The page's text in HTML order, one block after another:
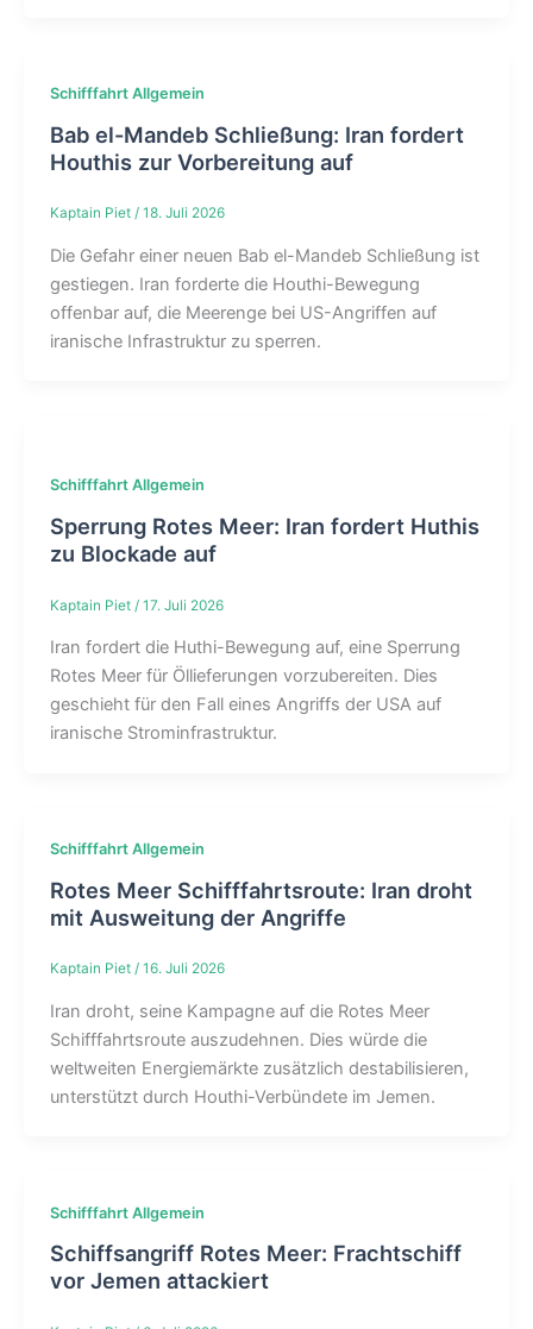
Schifffahrt Allgemein
Bab el-Mandeb Schließung: Iran fordert
Houthis zur Vorbereitung auf
Kaptain Piet / 18. Juli 2026
Die Gefahr einer neuen Bab el-Mandeb Schließung ist
gestiegen. Iran forderte die Houthi-Bewegung
offenbar auf, die Meerenge bei US-Angriffen auf
iranische Infrastruktur zu sperren.
Schifffahrt Allgemein
Sperrung Rotes Meer: Iran fordert Huthis
zu Blockade auf
Kaptain Piet / 17. Juli 2026
Iran fordert die Huthi-Bewegung auf, eine Sperrung
Rotes Meer für Öllieferungen vorzubereiten. Dies
geschieht für den Fall eines Angriffs der USA auf
iranische Strominfrastruktur.
Schifffahrt Allgemein
Rotes Meer Schifffahrtsroute: Iran droht
mit Ausweitung der Angriffe
Kaptain Piet / 16. Juli 2026
Iran droht, seine Kampagne auf die Rotes Meer
Schifffahrtsroute auszudehnen. Dies würde die
weltweiten Energiemärkte zusätzlich destabilisieren,
unterstützt durch Houthi-Verbündete im Jemen.
Schifffahrt Allgemein
Schiffsangriff Rotes Meer: Frachtschiff
vor Jemen attackiert